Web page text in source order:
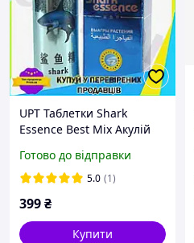
UPT Таблетки Shark
Essence Best Mix Акулій
шт засіб для підвищення
потенції пок UPT66-B
Готово до відправки
5.0 (1)
399₴
Купити